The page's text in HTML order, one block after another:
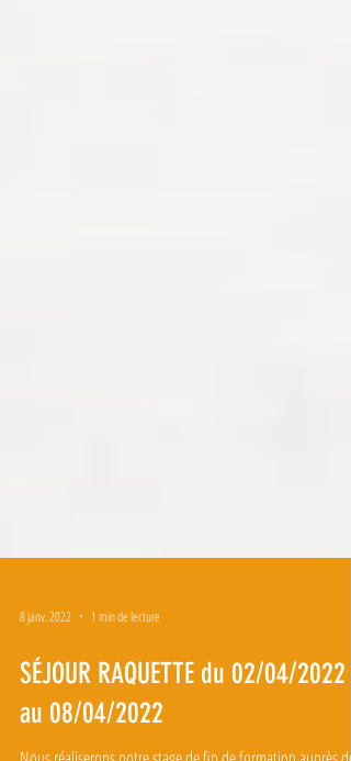
8 janv. 2022 1 min de lecture
SÉJOUR RAQUETTE du 02/04/2022